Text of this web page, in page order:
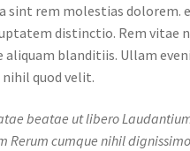
sint rem molestias dolorem.
distinctio. Rem vitae
aliquam blanditiis. Ullam
quod velit.
beatae ut libero
Rerum cumque nihil